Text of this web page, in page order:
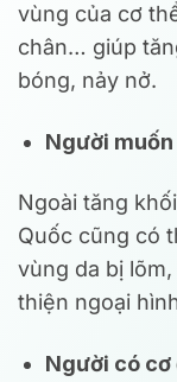
vùng của cơ
chân… giúp
bóng, nảy nở.
Người
Ngoài tăng
Quốc cũng có
vùng da bị
thiện ngoại
Người có cơ